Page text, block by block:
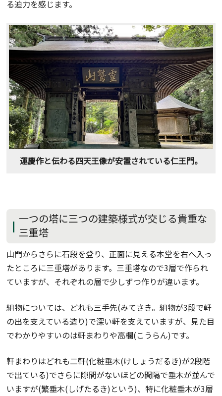
る迫力を感じます。
運慶作と伝わる四天王像が安置されている仁王門。
一つの塔に三つの建築様式が交じる貴重な
三重塔
山門からさらに石段を登り、正面に見える本堂を右へ入っ
たところに三重塔があります。三重塔なので3層で作られ
ていますが、それぞれの層で少しずつ作りが違います。
組物については、どれも三手先(みてさき。組物が3段で軒
の出を支えている造り)で深い軒を支えていますが、見た目
でわかりやすいのは軒まわりや高欄(こうらん)です。
軒まわりはどれも二軒(化粧垂木(けしょうだるき)が2段階
で出ている)でさらに隙間がないほどの間隔で垂木が並んで
いますが(繁垂木(しげたるき)という)、特に化粧垂木が3層